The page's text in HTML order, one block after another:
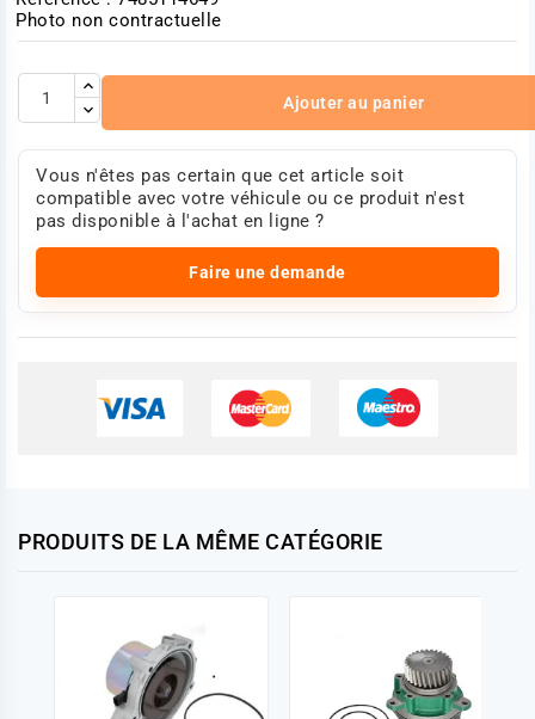
Photo non contractuelle
Ajouter au panier
Vous n'êtes pas certain que cet article soit
compatible avec votre véhicule ou ce produit n'est
pas disponible à l'achat en ligne ?
Faire une demande
PRODUITS DE LA MÊME CATÉGORIE